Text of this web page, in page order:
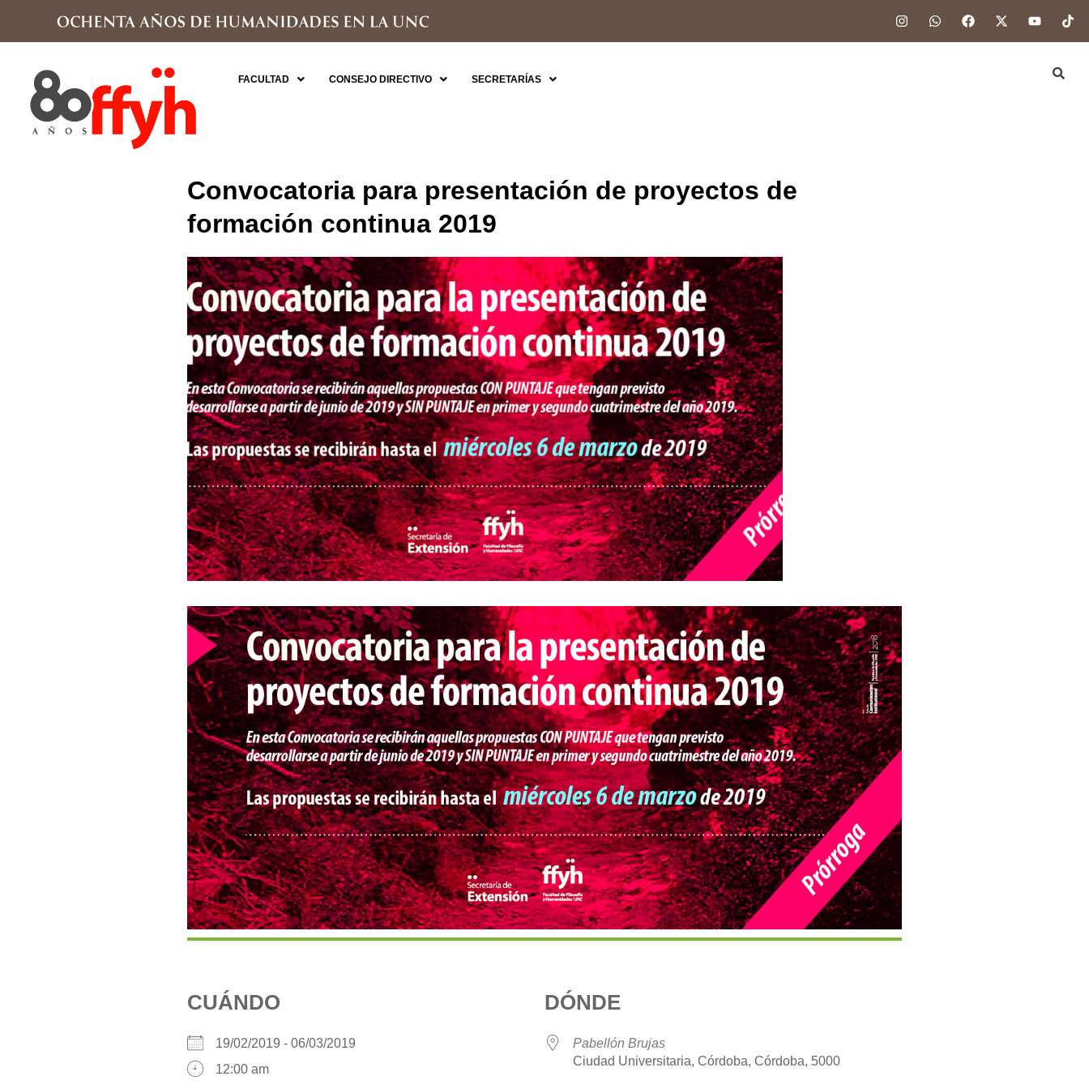
FACULTAD CONSEJO DIRECTIVO SECRETARÍAS
Convocatoria para presentación de proyectos de
formación continua 2019
CUÁNDO
19/02/2019 - 06/03/2019
12:00 am
DÓNDE
Pabellón Brujas
Ciudad Universitaria, Córdoba, Córdoba, 5000